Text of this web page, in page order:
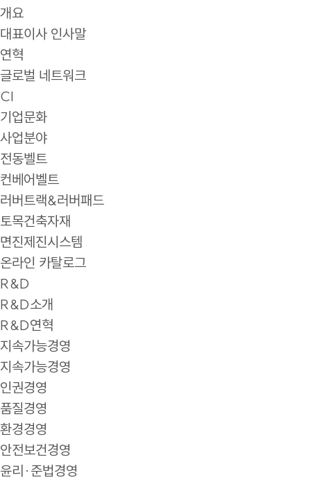
개요
대표이사 인사말
연혁
글로벌 네트워크
CI
기업문화
사업분야
전동벨트
컨베어벨트
러버트랙&러버패드
토목건축자재
면진제진시스템
온라인 카탈로그
R&D
R&D소개
R&D연혁
지속가능경영
지속가능경영
인권경영
품질경영
환경경영
안전보건경영
윤리·준법경영